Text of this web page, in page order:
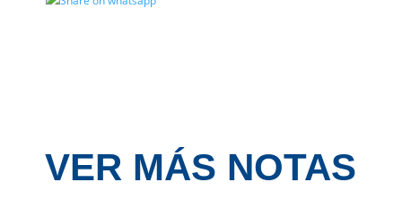
VER MÁS NOTAS